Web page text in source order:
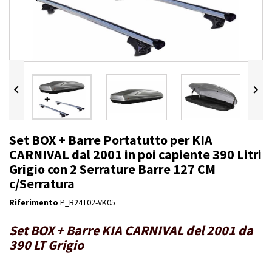
 
Set BOX + Barre Portatutto per KIA
CARNIVAL dal 2001 in poi capiente 390 Litri
Grigio con 2 Serrature Barre 127 CM
c/Serratura
Riferimento P_B24T02-VK05
Set BOX + Barre KIA CARNIVAL del 2001 da
390 LT Grigio